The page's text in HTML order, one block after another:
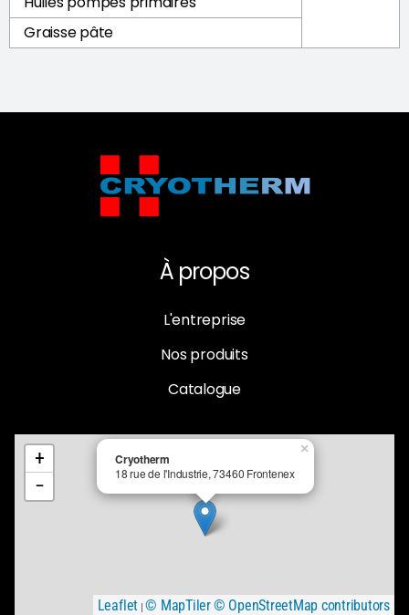
Graisse pâte
À propos
L'entreprise
Nos produits
Catalogue
Cryotherm
18 rue de l'Industrie, 73460 Frontenex
×
+
−
Leaflet |© MapTiler© OpenStreetMap contributors